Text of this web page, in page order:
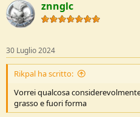
i
o
n
znnglc
30 Luglio 2024
Rikpal ha scritto:
Vorrei qualcosa
grasso e fuori forma